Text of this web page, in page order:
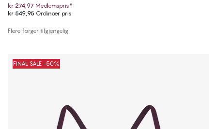
kr 274,97 Medlemspris*
kr 549,95 Ordinær pris
Flere farger tilgjengelig
FINAL SALE -50%